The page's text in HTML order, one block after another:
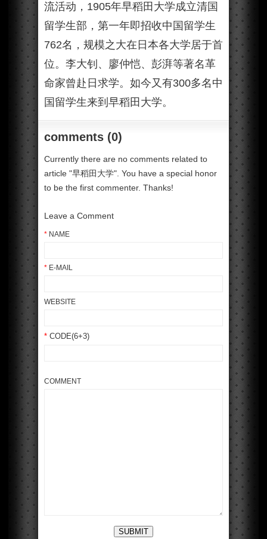
流活动，1905年早稻田大学成立清国
留学生部，第一年即招收中国留学生
762名，规模之大在日本各大学居于首
位。李大钊、廖仲恺、彭湃等著名革
命家曾赴日求学。如今又有300多名中
国留学生来到早稻田大学。
comments (0)
Currently there are no comments related to
article "早稻田大学". You have a special honor
to be the first commenter. Thanks!
Leave a Comment
* NAME
* E-MAIL
WEBSITE
* CODE(6+3)
COMMENT
SUBMIT